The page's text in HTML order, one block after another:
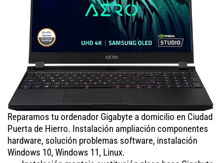
Reparamos tu ordenador Gigabyte a domicilio en Ciudad
Puerta de Hierro. Instalación ampliación componentes
hardware, solución problemas software, instalación
Windows 10, Windows 11, Linux.